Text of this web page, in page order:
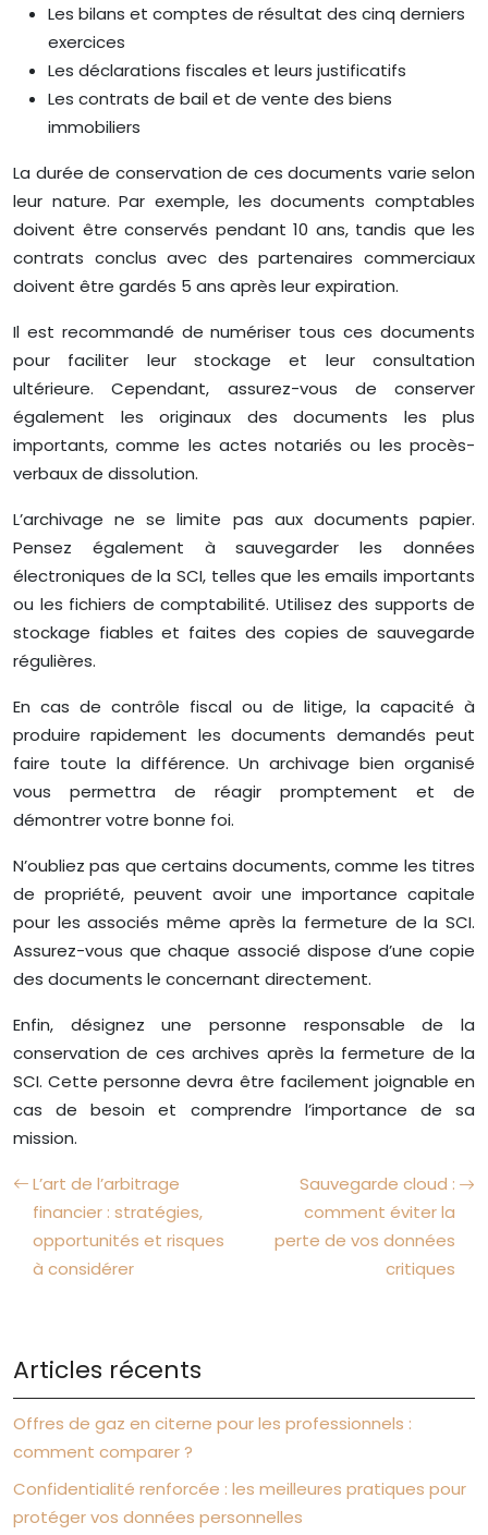
Les bilans et comptes de résultat des cinq derniers
exercices
Les déclarations fiscales et leurs justificatifs
Les contrats de bail et de vente des biens
immobiliers
La durée de conservation de ces documents varie selon
leur nature. Par exemple, les documents comptables
doivent être conservés pendant 10 ans, tandis que les
contrats conclus avec des partenaires commerciaux
doivent être gardés 5 ans après leur expiration.
Il est recommandé de numériser tous ces documents
pour faciliter leur stockage et leur consultation
ultérieure. Cependant, assurez-vous de conserver
également les originaux des documents les plus
importants, comme les actes notariés ou les procès-
verbaux de dissolution.
L’archivage ne se limite pas aux documents papier.
Pensez également à sauvegarder les données
électroniques de la SCI, telles que les emails importants
ou les fichiers de comptabilité. Utilisez des supports de
stockage fiables et faites des copies de sauvegarde
régulières.
En cas de contrôle fiscal ou de litige, la capacité à
produire rapidement les documents demandés peut
faire toute la différence. Un archivage bien organisé
vous permettra de réagir promptement et de
démontrer votre bonne foi.
N’oubliez pas que certains documents, comme les titres
de propriété, peuvent avoir une importance capitale
pour les associés même après la fermeture de la SCI.
Assurez-vous que chaque associé dispose d’une copie
des documents le concernant directement.
Enfin, désignez une personne responsable de la
conservation de ces archives après la fermeture de la
SCI. Cette personne devra être facilement joignable en
cas de besoin et comprendre l’importance de sa
mission.
L’art de l’arbitrage
financier : stratégies,
opportunités et risques
à considérer
Sauvegarde cloud :
comment éviter la
perte de vos données
critiques
Articles récents
Offres de gaz en citerne pour les professionnels :
comment comparer ?
Confidentialité renforcée : les meilleures pratiques pour
protéger vos données personnelles